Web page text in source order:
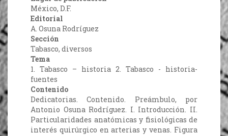
México, D.F.
Editorial
A. Osuna Rodríguez
Sección
Tabasco, diversos
Tema
1. Tabasco – historia 2. Tabasco - historia-
fuentes
Contenido
Dedicatorias. Contenido. Preámbulo, por
Antonio Osuna Rodríguez. I. Introducción. II.
Particularidades anatómicas y fisiológicas de
interés quirúrgico en arterias y venas. Figura